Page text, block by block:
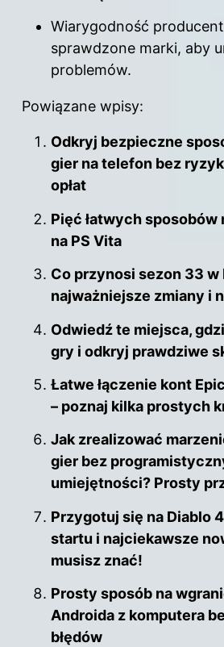
Wiarygodność
sprawdzone marki, aby
problemów.
Powiązane wpisy:
Odkryj bezpieczne
gier na telefon bez
opłat
Pięć łatwych sposobów
na PS Vita
Co przynosi sezon 33 w
najważniejsze zmiany i
Odwiedź te miejsca,
gry i odkryj prawdziwe
Łatwe łączenie kont
– poznaj kilka prostych
Jak zrealizować
gier bez
umiejętności? Prosty
Przygotuj się na Diablo
startu i najciekawsze
musisz znać!
Prosty sposób na
Androida z komputera
błędów